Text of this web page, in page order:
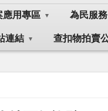
應用專區 為民服務
連結 查扣物拍賣